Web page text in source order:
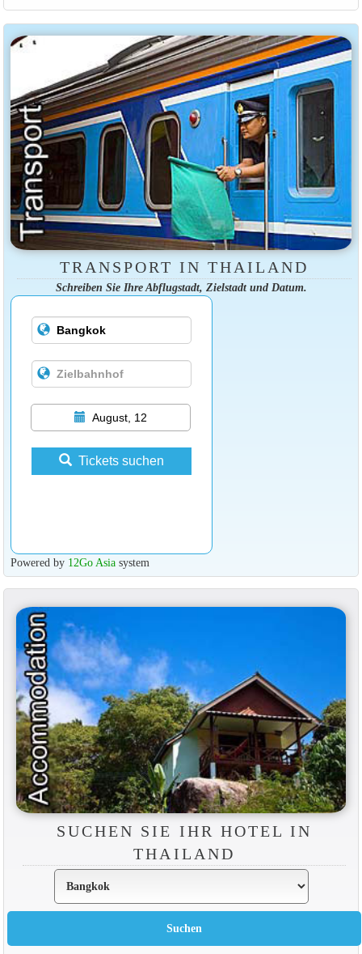
TRANSPORT IN THAILAND
Schreiben Sie Ihre Abflugstadt, Zielstadt und Datum.
August, 12
Tickets suchen
Powered by 12Go Asiasystem
SUCHEN SIE IHR HOTEL IN
THAILAND